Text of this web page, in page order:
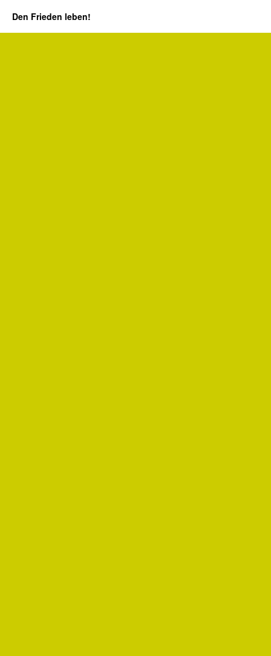
Den Frieden leben!